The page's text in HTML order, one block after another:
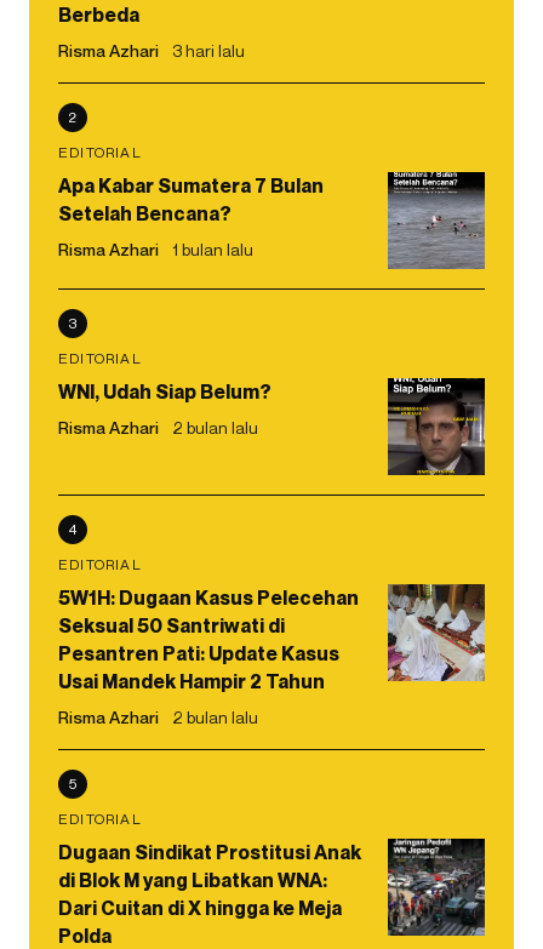
Berbeda
Risma Azhari 3 hari lalu
2
EDITORIAL
Apa Kabar Sumatera 7 Bulan
Setelah Bencana?
Risma Azhari 1 bulan lalu
3
EDITORIAL
WNI, Udah Siap Belum?
Risma Azhari 2 bulan lalu
4
EDITORIAL
5W1H: Dugaan Kasus Pelecehan
Seksual 50 Santriwati di
Pesantren Pati: Update Kasus
Usai Mandek Hampir 2 Tahun
Risma Azhari 2 bulan lalu
5
EDITORIAL
Dugaan Sindikat Prostitusi Anak
di Blok M yang Libatkan WNA:
Dari Cuitan di X hingga ke Meja
Polda